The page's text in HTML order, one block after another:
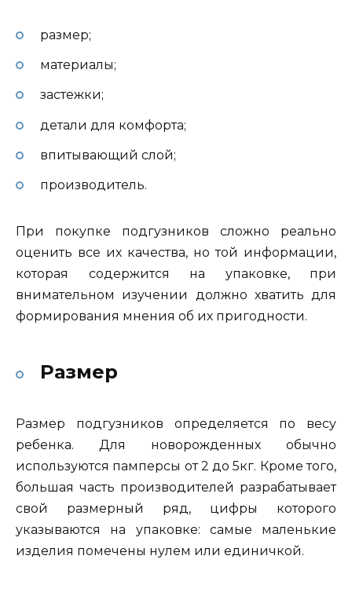
размер;
материалы;
застежки;
детали для комфорта;
впитывающий слой;
производитель.
При покупке подгузников сложно реально
оценить все их качества, но той информации,
которая содержится на упаковке, при
внимательном изучении должно хватить для
формирования мнения об их пригодности.
Размер
Размер подгузников определяется по весу
ребенка. Для новорожденных обычно
используются памперсы от 2 до 5кг. Кроме того,
большая часть производителей разрабатывает
свой размерный ряд, цифры которого
указываются на упаковке: самые маленькие
изделия помечены нулем или единичкой.